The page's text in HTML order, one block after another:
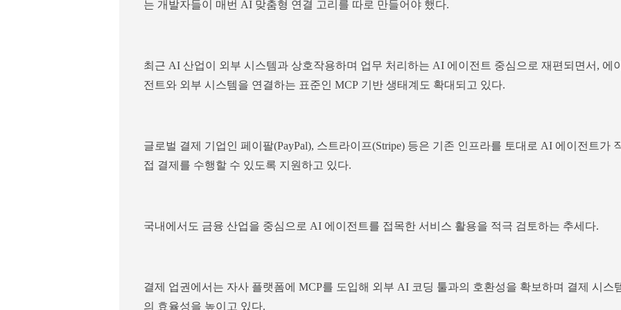
는 개발자들이 매번 AI 맞춤형 연결 고리를 따로 만들어야 했다.
최근 AI 산업이 외부 시스템과 상호작용하며 업무 처리하는 AI 에이전트 중심으로 재편되면서, 에이
전트와 외부 시스템을 연결하는 표준인 MCP 기반 생태계도 확대되고 있다.
글로벌 결제 기업인 페이팔(PayPal), 스트라이프(Stripe) 등은 기존 인프라를 토대로 AI 에이전트가
접 결제를 수행할 수 있도록 지원하고 있다.
국내에서도 금융 산업을 중심으로 AI 에이전트를 접목한 서비스 활용을 적극 검토하는 추세다.
결제 업권에서는 자사 플랫폼에 MCP를 도입해 외부 AI 코딩 툴과의 호환성을 확보하며 결제 시스
의 효율성을 높이고 있다.